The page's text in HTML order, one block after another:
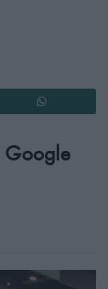
Google